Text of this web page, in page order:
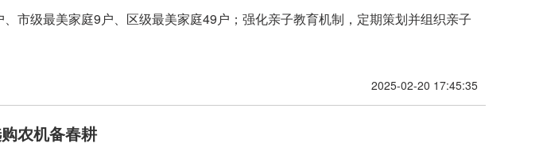
市级最美家庭9户、区级最美家庭49户；强化亲子教育机制，定期策划并组织亲子
2025-02-20 17:45:35
农机备春耕